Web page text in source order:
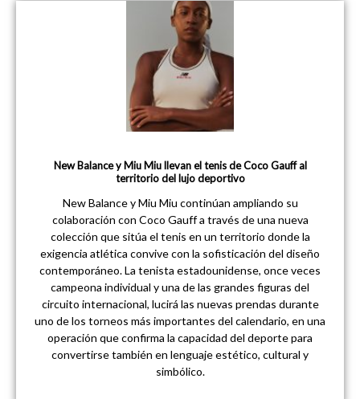
New Balance y Miu Miu llevan el tenis de Coco Gauff al
territorio del lujo deportivo
New Balance y Miu Miu continúan ampliando su
colaboración con Coco Gauff a través de una nueva
colección que sitúa el tenis en un territorio donde la
exigencia atlética convive con la sofisticación del diseño
contemporáneo. La tenista estadounidense, once veces
campeona individual y una de las grandes figuras del
circuito internacional, lucirá las nuevas prendas durante
uno de los torneos más importantes del calendario, en una
operación que confirma la capacidad del deporte para
convertirse también en lenguaje estético, cultural y
simbólico.